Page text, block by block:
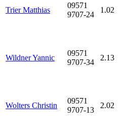
Trier Matthias
09571
9707-24
1.02
Wildner Yannic
09571
9707-34
2.13
Wolters Christin
09571
9707-13
2.02